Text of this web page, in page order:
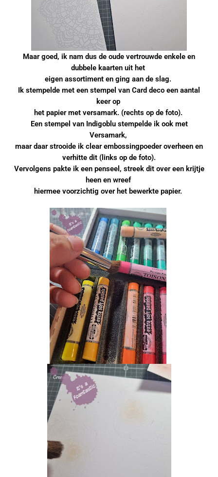
Maar goed, ik nam dus de oude vertrouwde enkele en
dubbele kaarten uit het
eigen assortiment en ging aan de slag.
Ik stempelde met een stempel van Card deco een aantal
keer op
het papier met versamark. (rechts op de foto).
Een stempel van Indigoblu stempelde ik ook met
Versamark,
maar daar strooide ik clear embossingpoeder overheen en
verhitte dit (links op de foto).
Vervolgens pakte ik een penseel, streek dit over een krijtje
heen en wreef
hiermee voorzichtig over het bewerkte papier.